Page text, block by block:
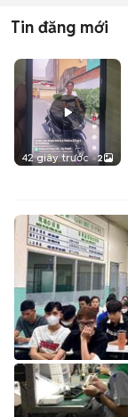
Tin đăng mới
42 giây trước 2